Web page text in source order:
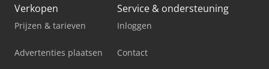
Verkopen
Prijzen & tarieven
Advertenties plaatsen
Service & ondersteuning
Inloggen
Contact